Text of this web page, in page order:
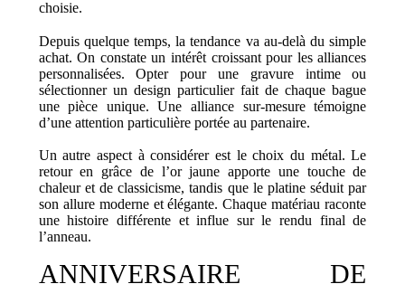
choisie.
Depuis quelque temps, la tendance va au-delà du simple
achat. On constate un intérêt croissant pour les alliances
personnalisées. Opter pour une gravure intime ou
sélectionner un design particulier fait de chaque bague
une pièce unique. Une alliance sur-mesure témoigne
d’une attention particulière portée au partenaire.
Un autre aspect à considérer est le choix du métal. Le
retour en grâce de l’or jaune apporte une touche de
chaleur et de classicisme, tandis que le platine séduit par
son allure moderne et élégante. Chaque matériau raconte
une histoire différente et influe sur le rendu final de
l’anneau.
ANNIVERSAIRE DE